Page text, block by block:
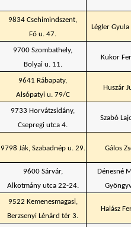
9834 Csehimindszent,
Fő u. 47.
Légler
9700 Szombathely,
Bolyai u. 11.
Kukor
9641 Rábapaty,
Alsópatyi u. 79/C
Huszár
9733 Horvátzsidány,
Csepregi utca 4.
Szabó
9798 Ják, Szabadnép u. 29. Gálos
9600 Sárvár,
Alkotmány utca 22-24.
Dénesné
9522 Kemenesmagasi,
Berzsenyi Lénárd tér 3.
Halász